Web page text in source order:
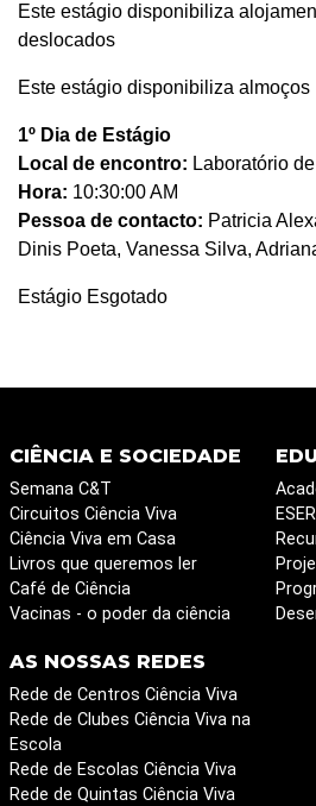
Este estágio disponibiliza
deslocados
Este estágio disponibiliza almoços
1º Dia de Estágio
Local de encontro: Laboratório
Hora: 10:30:00 AM
Pessoa de contacto: Patricia
Dinis Poeta, Vanessa Silva,
Estágio Esgotado
CIÊNCIA E SOCIEDADE
Semana C&T
Circuitos Ciência Viva
Ciência Viva em Casa
Livros que queremos ler
Café de Ciência
Vacinas - o poder da ciência
AS NOSSAS REDES
Rede de Centros Ciência Viva
Rede de Clubes Ciência Viva na
Escola
Rede de Escolas Ciência Viva
Rede de Quintas Ciência Viva